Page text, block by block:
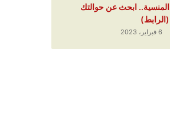
المنسية.. ابحث عن حوالتك
(الرابط)
6 فبراير، 2023